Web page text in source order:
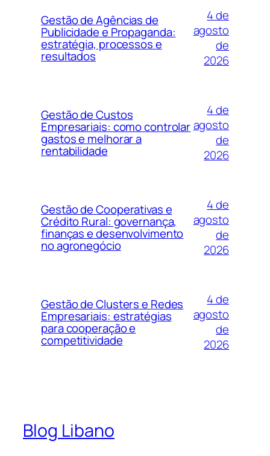
Gestão de Agências de
Publicidade e Propaganda:
estratégia, processos e
resultados
4 de
agosto
de
2026
Gestão de Custos
Empresariais: como controlar
gastos e melhorar a
rentabilidade
4 de
agosto
de
2026
Gestão de Cooperativas e
Crédito Rural: governança,
finanças e desenvolvimento
no agronegócio
4 de
agosto
de
2026
Gestão de Clusters e Redes
Empresariais: estratégias
para cooperação e
competitividade
4 de
agosto
de
2026
Blog Libano